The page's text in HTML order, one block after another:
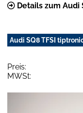
Details zum Audi
Audi SQ8 TFSI
Preis:
MWSt: